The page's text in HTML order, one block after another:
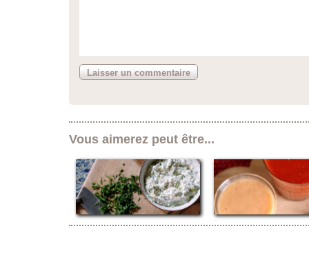
Vous aimerez peut être...